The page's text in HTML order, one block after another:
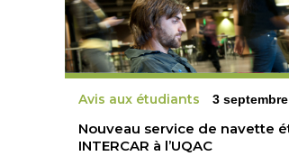
Avis aux étudiants 3
Nouveau service de navette
INTERCAR à l’UQAC